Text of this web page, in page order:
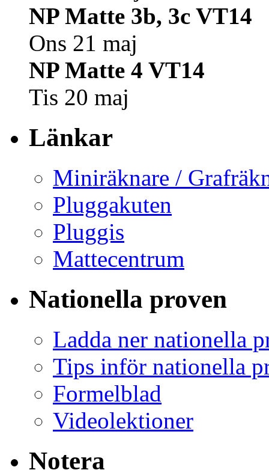
NP Matte 3b, 3c VT14
Ons 21 maj
NP Matte 4 VT14
Tis 20 maj
Länkar
Miniräknare /
Pluggakuten
Pluggis
Mattecentrum
Nationella proven
Ladda ner nationella
Tips inför nationella
Formelblad
Videolektioner
Notera